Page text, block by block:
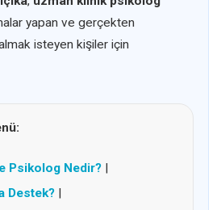
yapan ve gerçekten
isteyen kişiler için
Psikolog Nedir?
Destek?